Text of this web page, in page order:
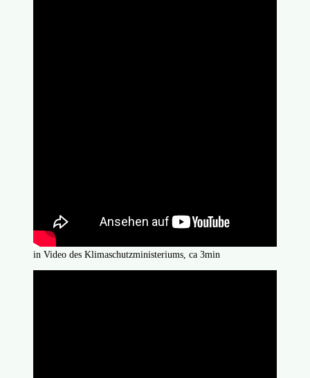
in Video des Klimaschutzministeriums, ca 3min